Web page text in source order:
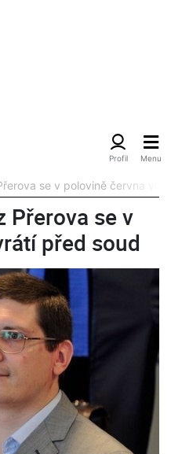
se v polovině června
Přerova se v
před soud